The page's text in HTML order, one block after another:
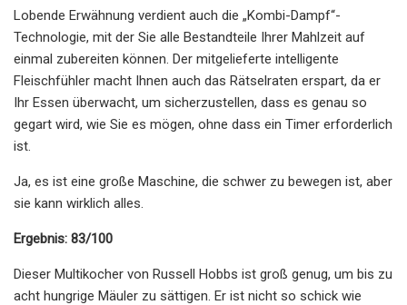
Lobende Erwähnung verdient auch die „Kombi-Dampf“-
Technologie, mit der Sie alle Bestandteile Ihrer Mahlzeit auf
einmal zubereiten können. Der mitgelieferte intelligente
Fleischfühler macht Ihnen auch das Rätselraten erspart, da er
Ihr Essen überwacht, um sicherzustellen, dass es genau so
gegart wird, wie Sie es mögen, ohne dass ein Timer erforderlich
ist.
Ja, es ist eine große Maschine, die schwer zu bewegen ist, aber
sie kann wirklich alles.
Ergebnis: 83/100
Dieser Multikocher von Russell Hobbs ist groß genug, um bis zu
acht hungrige Mäuler zu sättigen. Er ist nicht so schick wie